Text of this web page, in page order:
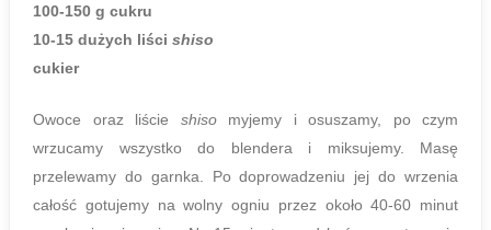
100-150 g cukru
10-15 dużych liści shiso
cukier
Owoce oraz liście shisomyjemy i osuszamy, po czym
wrzucamy wszystko do blendera i miksujemy. Masę
przelewamy do garnka. Po doprowadzeniu jej do wrzenia
całość gotujemy na wolny ogniu przez około 40-60 minut